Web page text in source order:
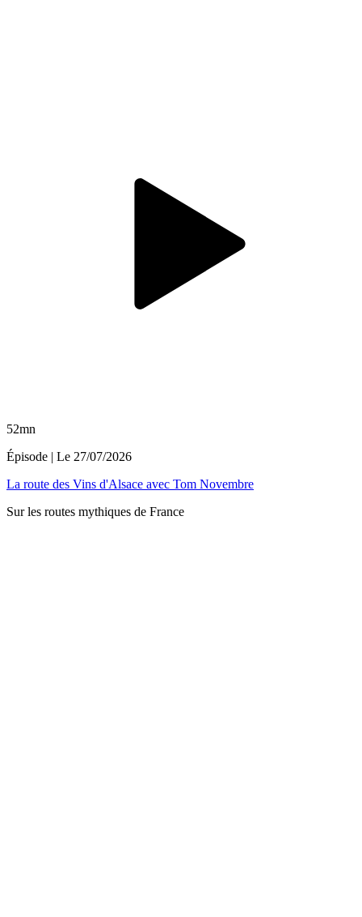
52mn
Épisode | Le 27/07/2026
La route des Vins d'Alsace avec Tom Novembre
Sur les routes mythiques de France